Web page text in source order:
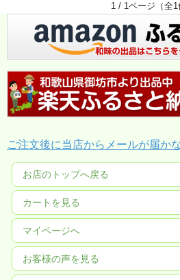
1 / 1ページ（全1
ご注文後に当店からメールが届か
お店のトップへ戻る
カートを見る
マイページへ
お客様の声を見る